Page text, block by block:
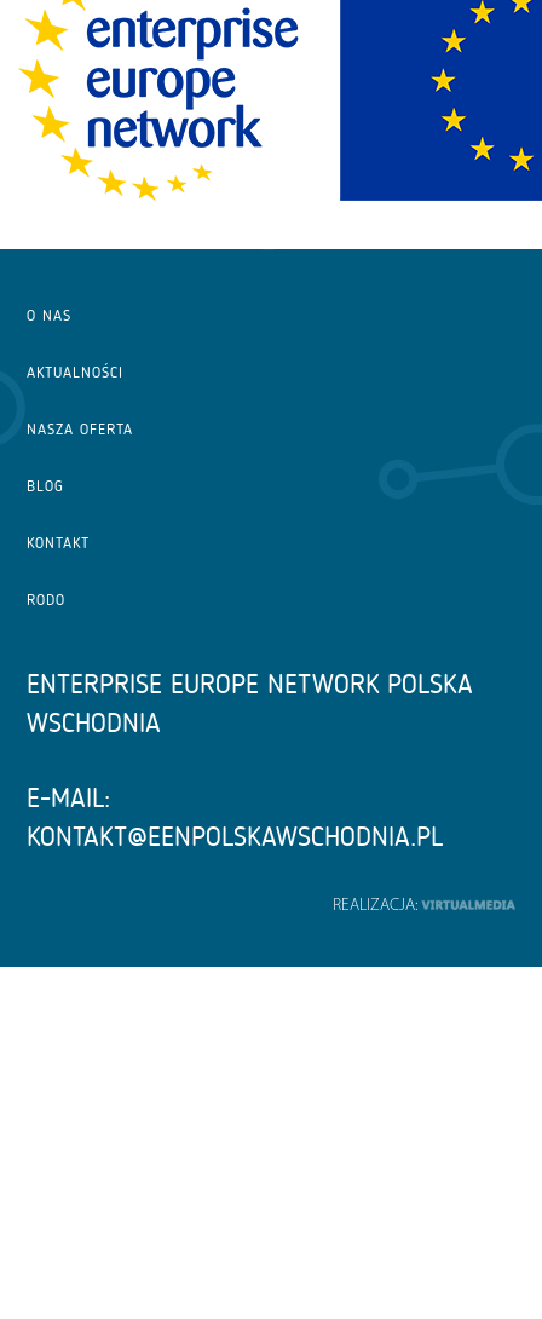
O NAS
AKTUALNOŚCI
NASZA OFERTA
BLOG
KONTAKT
RODO
ENTERPRISE EUROPE NETWORK POLSKA
WSCHODNIA
E-MAIL:
KONTAKT@EENPOLSKAWSCHODNIA.PL
REALIZACJA: